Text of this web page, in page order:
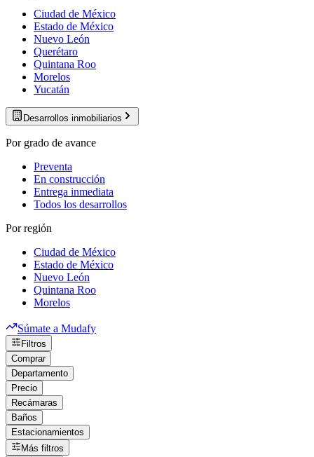
Ciudad de México
Estado de México
Nuevo León
Querétaro
Quintana Roo
Morelos
Yucatán
Desarrollos inmobiliarios
Por grado de avance
Preventa
En construcción
Entrega inmediata
Todos los desarrollos
Por región
Ciudad de México
Estado de México
Nuevo León
Quintana Roo
Morelos
Súmate a Mudafy
Filtros
Comprar
Departamento
Precio
Recámaras
Baños
Estacionamientos
Más filtros